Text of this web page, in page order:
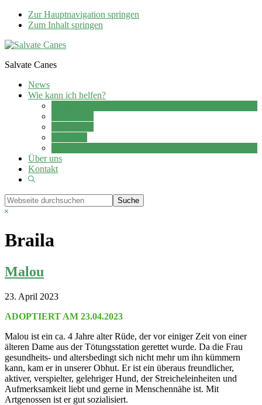
Zur Hauptnavigation springen
Zum Inhalt springen
Salvate Canes
News
Wie kann ich helfen?
Über uns
Kontakt
Show
Webseite
durchsuchen
Hide
Braila
Malou
23. April 2023
ADOPTIERT AM 23.04.2023
Malou ist ein ca. 4 Jahre alter Rüde, der vor einiger Zeit von einer
älteren Dame aus der Tötungsstation gerettet wurde. Da die Frau
gesundheits- und altersbedingt sich nicht mehr um ihn kümmern
kann, kam er in unserer Obhut. Er ist ein überaus freundlicher,
aktiver, verspielter, gelehriger Hund, der Streicheleinheiten und
Aufmerksamkeit liebt und gerne in Menschennähe ist. Mit
Artgenossen ist er gut sozialisiert.